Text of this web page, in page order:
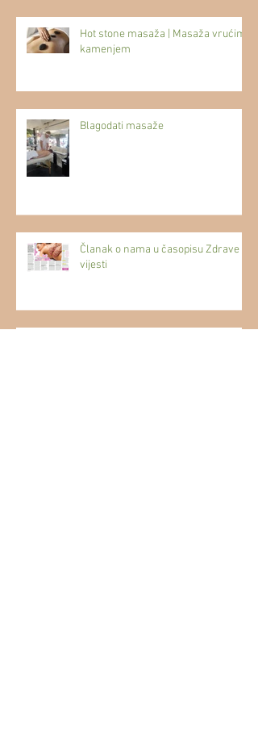
Hot stone masaža | Masaža vrućim
kamenjem
Blagodati masaže
Članak o nama u časopisu Zdrave
vijesti